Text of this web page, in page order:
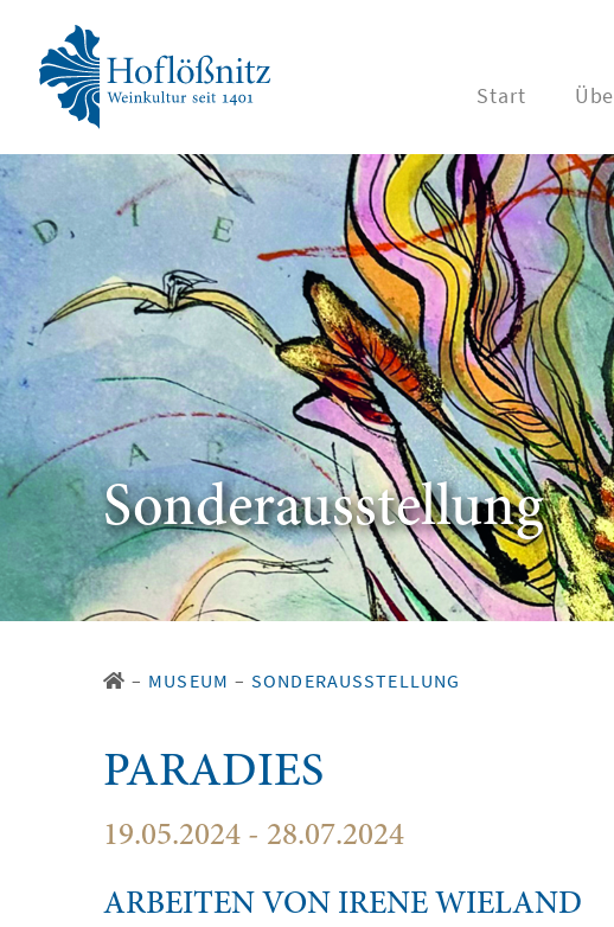
Start
Sonderausstellung
– MUSEUM – SONDERAUSSTELLUNG
PARADIES
19.05.2024 - 28.07.2024
ARBEITEN VON IRENE WIELAND